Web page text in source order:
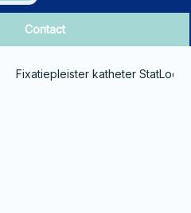
Contact
Fixatiepleister katheter StatLock